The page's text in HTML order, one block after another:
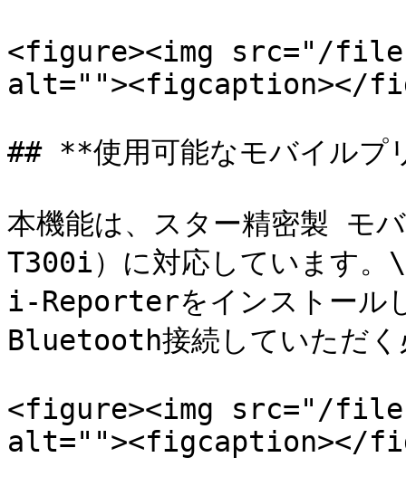
<figure><img src="/files/
alt=""><figcaption></
## **使用可能なモバイルプ
本機能は、スター精密製 モ
T300i）に対応しています。\
i-Reporterをインストール
Bluetooth接続していただく
<figure><img src="/files/
alt=""><figcaption></